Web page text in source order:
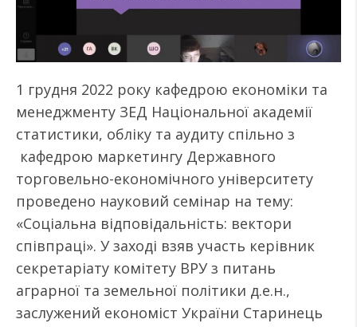
1 грудня 2022 року кафедрою економіки та
менеджменту ЗЕД Національної академії
статистики, обліку та аудиту спільно з
кафедрою маркетингу Державного
торговельно-економічного університету
проведено науковий семінар на тему:
«Соціальна відповідальність: вектори
співпраці». У заході взяв участь керівник
секретаріату комітету ВРУ з питань
аграрної та земельної політики д.е.н.,
заслужений економіст України Старинець